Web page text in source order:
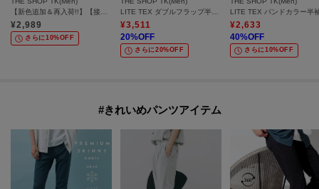
【新色追加＆再入荷!!】【接触冷感/吸水速乾/UVカット/透け防止/遮熱】BO-NO TEE/ボーノTシャツ
¥2,989
さらに10%OFF
LITE TEX ダブルフラップ半袖シャツ 接触冷感/吸水速乾/UVカット/アンチピリング/イージーケア/洗濯機OK/セットアップ可
¥3,511
20%OFF
さらに20%OFF
¥2,633
40%OFF
さらに10%OFF
#きれいめパンツアイテム